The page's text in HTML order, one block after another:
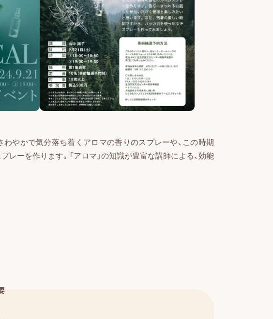
わやかで気分落ち着くアロマの香りのスプレーや、この時期
レーを作ります。「アロマ」の知識が豊富な講師による、効能